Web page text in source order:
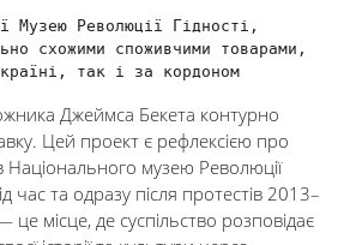
Музею Революції Гідності,
схожими споживчими товарами,
так і за кордоном
Джеймса Бекета контурно
Цей проект є рефлексією про
Національного музею Революції
час та одразу після протестів 2013–
місце, де суспільство розповідає